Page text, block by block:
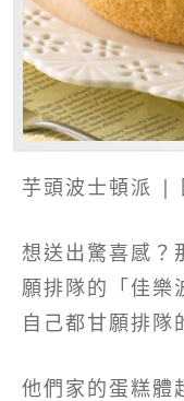
芋頭波士頓派 |
想送出驚喜感？
願排隊的「佳樂
自己都甘願排隊
他們家的蛋糕體